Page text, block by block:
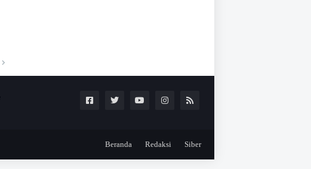
Beranda Redaksi Siber